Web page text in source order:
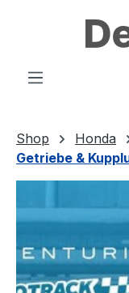
Zum Hauptinhalt
Shop Honda
Getriebe &